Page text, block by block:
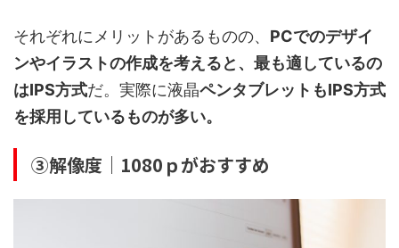
それぞれにメリットがあるものの、 PCでのデザイ
ンやイラストの作成を考えると、最も適しているの
はIPS方式だ。実際に液晶ペンタブレットもIPS方式
を採用しているものが多い。
③解像度｜1080ｐがおすすめ